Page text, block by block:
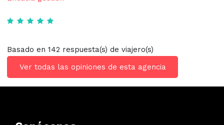
Basado en 142 respuesta(s) de viajero(s)
Ver todas las opiniones de esta agencia